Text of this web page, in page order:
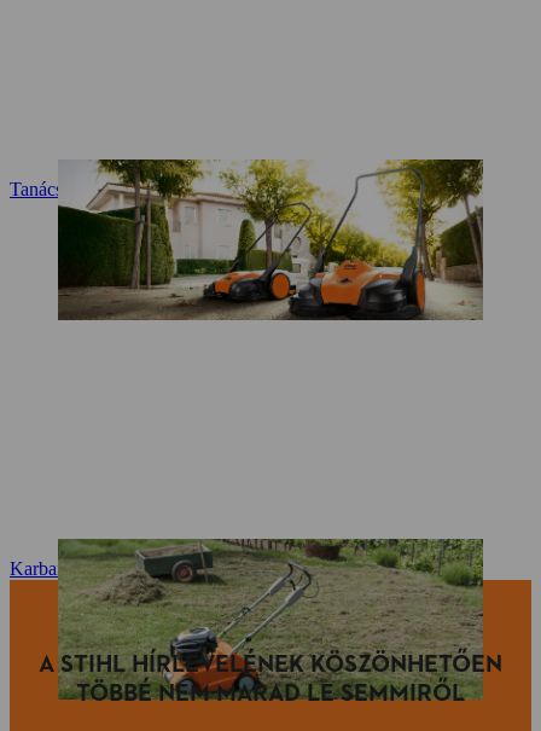
Tanácsadás és termékismertetés
Karbantartás és javítás
A STIHL HÍRLEVELÉNEK KÖSZÖNHETŐEN
TÖBBÉ NEM MARAD LE SEMMIRŐL